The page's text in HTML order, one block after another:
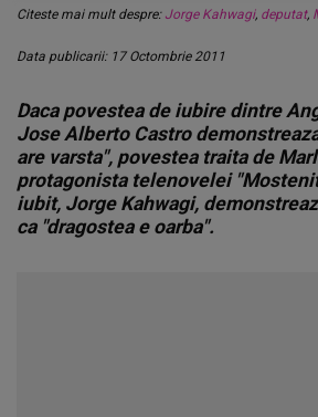
Citeste mai mult despre: Jorge Kahwagi, deputat,
Data publicarii: 17 Octombrie 2011
Daca povestea de iubire dintre
Jose Alberto Castro
are varsta", povestea traita de
protagonista telenovelei
iubit, Jorge Kahwagi,
ca "dragostea e oarba".